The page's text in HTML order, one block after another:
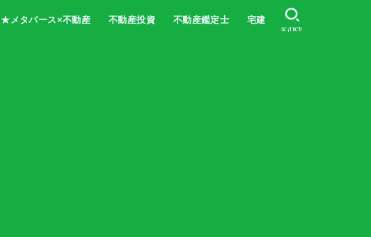
★メタバース×不動産 不動産投資 不動産鑑定士 宅建
SEARCH